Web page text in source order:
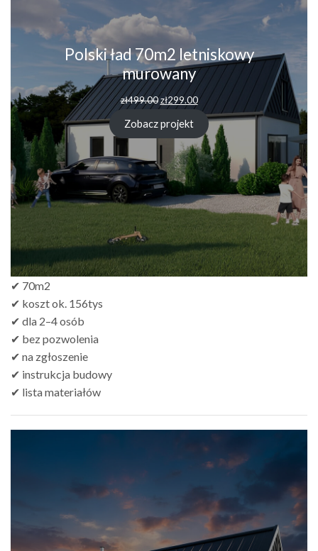
Polski ład 70m2 letniskowy
murowany
zł499.00Pierwotna
cena
wynosiła:
zł499.00.
zł299.00Aktualna
cena
wynosi:
zł299.00.
Zobacz projekt
✔ 70m2
✔ koszt ok. 156tys
✔ dla 2–4 osób
✔ bez pozwolenia
✔ na zgłoszenie
✔ instrukcja budowy
✔ lista materiałów